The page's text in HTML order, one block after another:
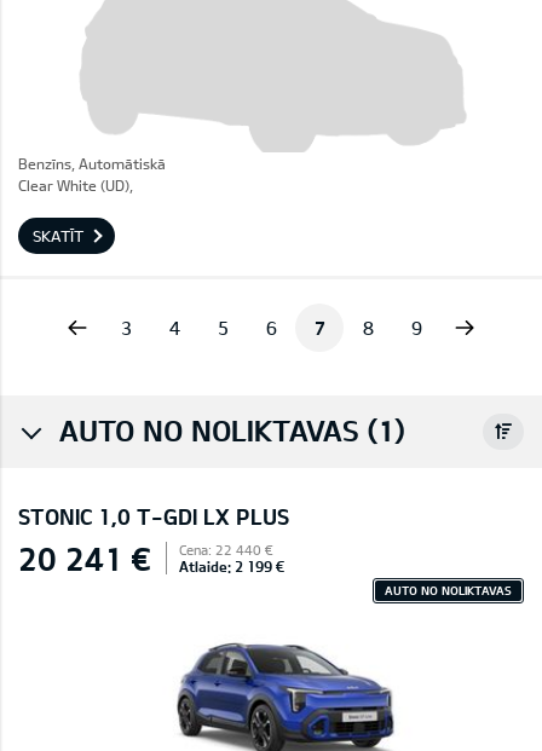
Benzīns, Automātiskā
Clear White (UD),
SKATĪT
3 4 5 6 7 8 9
AUTO NO NOLIKTAVAS (1)
STONIC 1,0 T-GDI LX PLUS
20 241 € Cena: 22 440 €
Atlaide: 2 199 €
AUTO NO NOLIKTAVAS